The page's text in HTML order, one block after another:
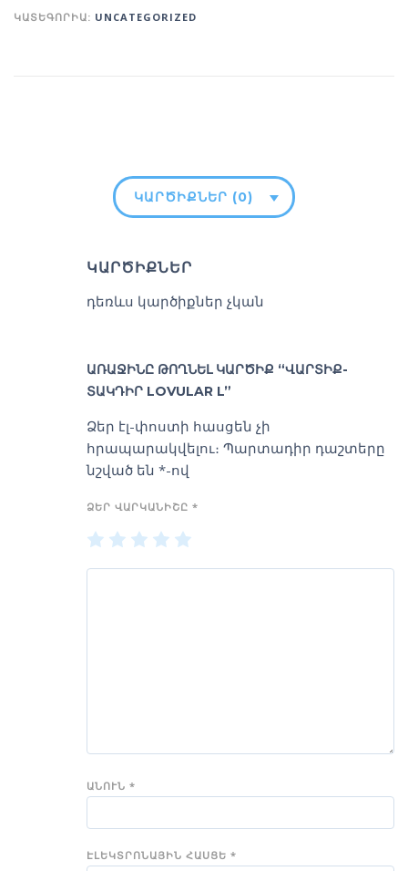
ԿԱՏԵԳՈՐԻԱ: UNCATEGORIZED
ԿԱՐԾԻՔՆԵՐ (0)
ԿԱՐԾԻՔՆԵՐ
դեռևս կարծիքներ չկան
ԱՌԱՋԻՆԸ ԹՈՂՆԵԼ ԿԱՐԾԻՔ “ՎԱՐՏԻՔ-
ՏԱԿԴԻՐ LOVULAR L”
Ձեր էլ-փոստի հասցեն չի
հրապարակվելու։ Պարտադիր դաշտերը
նշված են *-ով
ՁԵՐ ՎԱՐԿԱՆԻՇԸ *
1
of
2
of
3
of
4
of of
ԱՆՈՒՆ *
ԷԼԵԿՏՐՈՆԱՅԻՆ ՀԱՍՑԵ *